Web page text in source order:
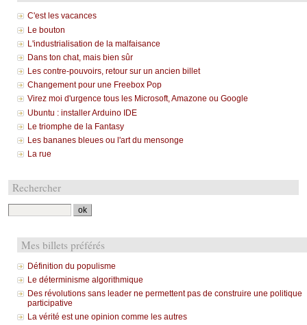
C'est les vacances
Le bouton
L'industrialisation de la malfaisance
Dans ton chat, mais bien sûr
Les contre-pouvoirs, retour sur un ancien billet
Changement pour une Freebox Pop
Virez moi d'urgence tous les Microsoft, Amazone ou Google
Ubuntu : installer Arduino IDE
Le triomphe de la Fantasy
Les bananes bleues ou l'art du mensonge
La rue
Rechercher
Mes billets préférés
Définition du populisme
Le déterminisme algorithmique
Des révolutions sans leader ne permettent pas de construire une politique
participative
La vérité est une opinion comme les autres